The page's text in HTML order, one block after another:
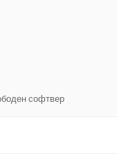
софтвер